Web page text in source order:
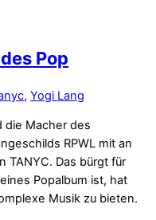
Pop
, Yogi Lang
die Macher des
RPWL mit an
TANYC. Das bürgt für
Popalbum ist, hat
Musik zu bieten.